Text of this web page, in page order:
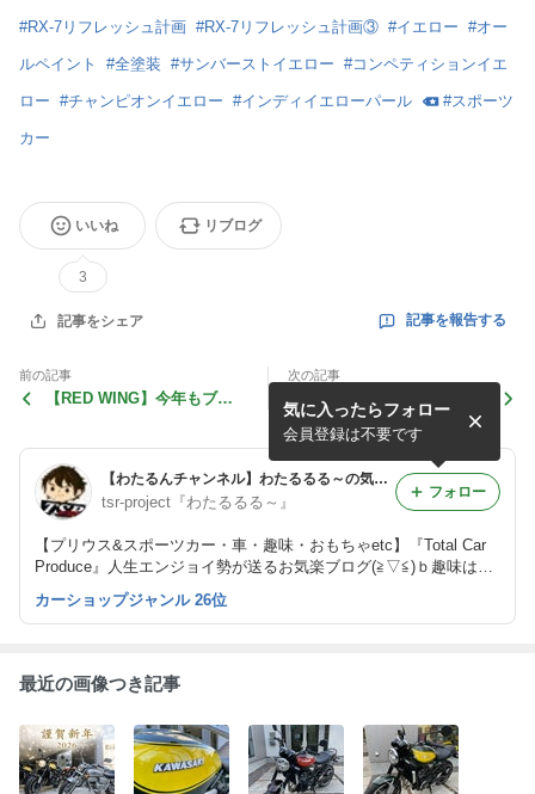
#RX-7リフレッシュ計画 #RX-7リフレッシュ計画③ #イエロー #オー
ルペイント #全塗装 #サンバーストイエロー #コンペティションイエ
ロー #チャンピオンイエロー #インディイエローパール #スポーツ
カー
いいね
3
リブログ
記事をシェア 記事を報告する
前の記事
【RED WING】今年もブー
ます。
次の記事
【RX-7リフレッシュ計画
②】車検前に気に成る部分を
少し直して見た！
【わたるんチャンネル】わたるるる～の気まぐれブログ 車は1/1オモチャ♪
tsr-project『わたるるる～』
【プリウス&スポーツカー・車・趣味・おもちゃetc】『Total Car
Produce』人生エンジョイ勢が送るお気楽ブログ(≧▽≦)ｂ趣味は人
生を楽しくする！！（ジャンルに囚われないブログ展開と成りま
す。）
気に入ったらフォロー
会員登録は不要です
フォロー
カーショップジャンル 26位
最近の画像つき記事